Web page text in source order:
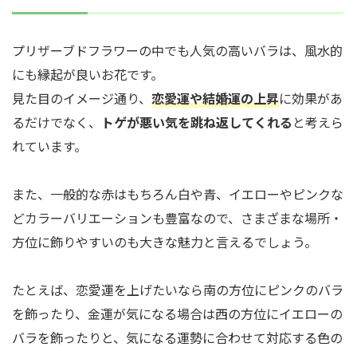
プリザーブドフラワーの中でも人気の高いバラは、風水的
にも縁起が良いお花です。
見た目のイメージ通り、 恋愛運や結婚運の上昇に効果があ
るだけでなく、 トゲが悪い気を跳ね返してくれる と考えら
れています。
また、一般的な赤はもちろん白や青、イエローやピンクな
どカラーバリエーションも豊富なので、さまざまな場所・
方位に飾りやすいのも大きな魅力と言えるでしょう。
たとえば、恋愛運を上げたいなら南の方位にピンクのバラ
を飾ったり、金運が気になる場合は西の方位にイエローの
バラを飾ったりと、気になる運勢に合わせて対応する色の